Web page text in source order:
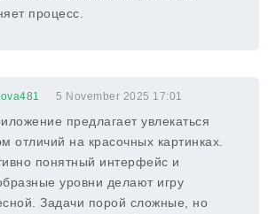
процесс.
5 November 2025 17:01
предлагает увлекаться
отличий на красочных картинках.
понятный интерфейс и
уровни делают игру
Задачи порой сложные, но